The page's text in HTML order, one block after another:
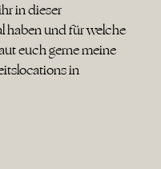
in dieser
haben und für welche
euch gerne meine
in